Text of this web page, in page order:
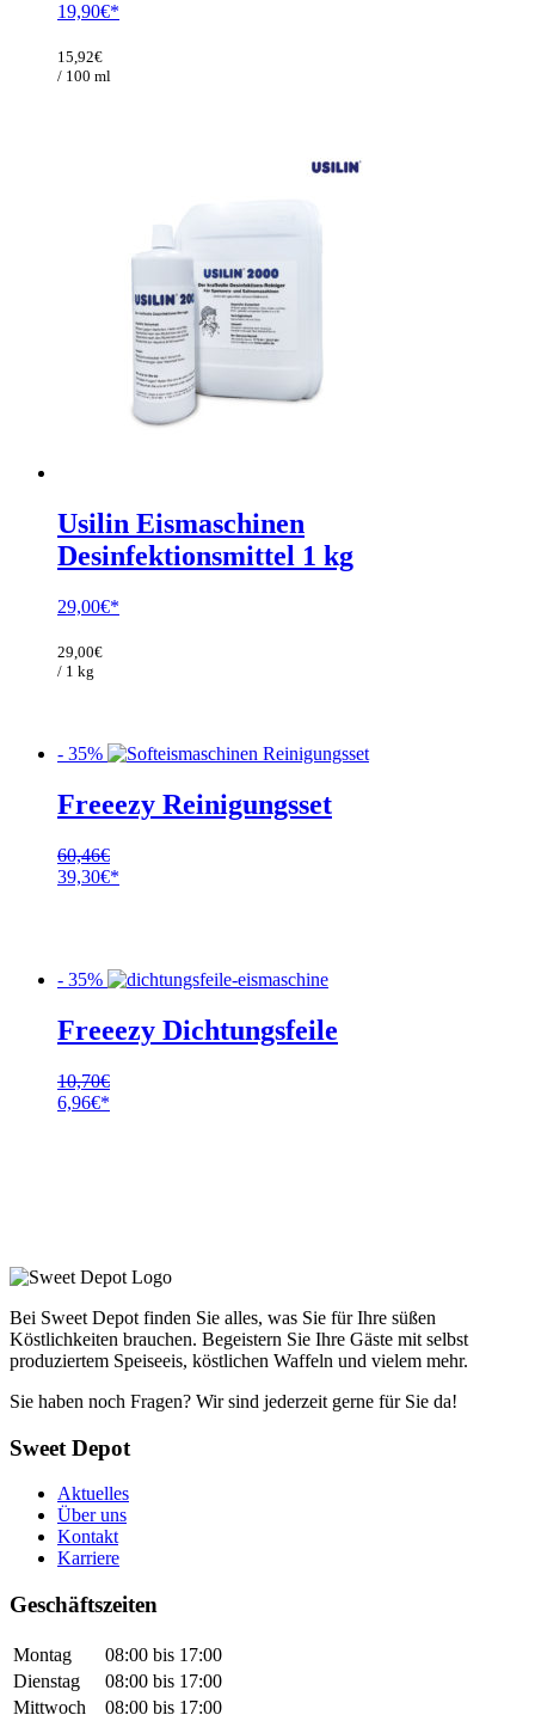
19,90€
15,92€
/ 100 ml
Usilin Eismaschinen
Desinfektionsmittel 1 kg
29,00€
29,00€
/ 1 kg
- 35%
Freeezy Reinigungsset
60,46€
Ursprünglicher
39,30€
- 35%
Freeezy Dichtungsfeile
10,70€
Ursprünglicher
6,96€
Bei Sweet Depot finden Sie alles, was Sie für Ihre süßen
Köstlichkeiten brauchen. Begeistern Sie Ihre Gäste mit selbst
produziertem Speiseeis, köstlichen Waffeln und vielem mehr.
Sie haben noch Fragen? Wir sind jederzeit gerne für Sie da!
Sweet Depot
Aktuelles
Über uns
Kontakt
Karriere
Geschäftszeiten
Montag
08:00 bis 17:00
Dienstag
08:00 bis 17:00
Mittwoch
08:00 bis 17:00